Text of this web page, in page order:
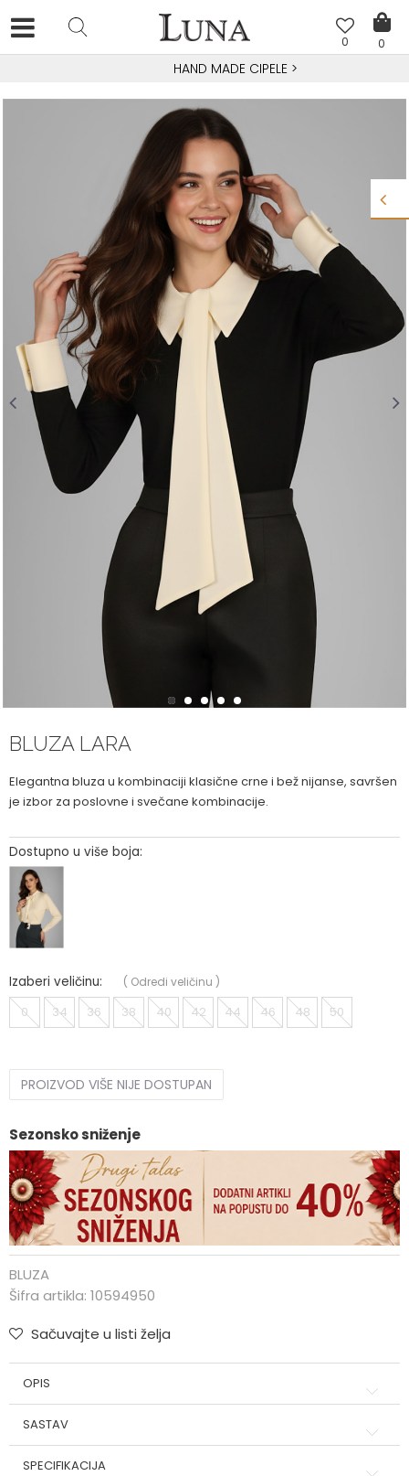
0
0
HAND MADE CIPELE>
1 2 3 4 5
BLUZA LARA
Elegantna bluza u kombinaciji klasične crne i bež nijanse, savršen
je izbor za poslovne i svečane kombinacije.
Dostupno u više boja:
Izaberi veličinu: ( Odredi veličinu )
0 34 36 38 40 42 44 46 48 50
PROIZVOD VIŠE NIJE DOSTUPAN
Sezonsko sniženje
BLUZA
Šifra artikla: 10594950
Sačuvajte u listi želja
OPIS
SASTAV
SPECIFIKACIJA